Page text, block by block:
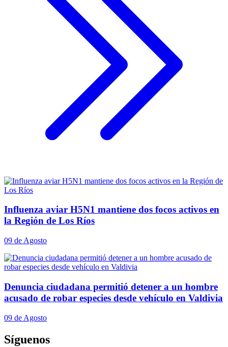
Influenza aviar H5N1 mantiene dos focos activos en
la Región de Los Ríos
09 de Agosto
Denuncia ciudadana permitió detener a un hombre
acusado de robar especies desde vehículo en Valdivia
09 de Agosto
Síguenos